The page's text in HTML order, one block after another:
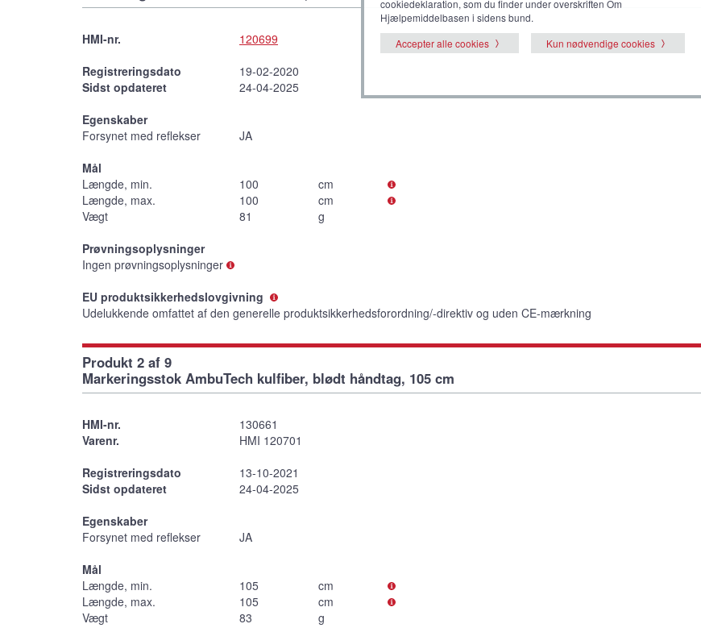
HMI-nr.
120699
Registreringsdato
19-02-2020
Sidst opdateret
24-04-2025
Egenskaber
Forsynet med reflekser
JA
Mål
Længde, min.
100
cm
Længde, max.
100
cm
Vægt
81
g
Prøvningsoplysninger
Ingen prøvningsoplysninger
EU produktsikkerhedslovgivning
Udelukkende omfattet af den generelle produktsikkerhedsforordning/-direktiv og uden CE-mærkning
Produkt 2 af 9
Markeringsstok AmbuTech kulfiber, blødt håndtag, 105 cm
HMI-nr.
130661
Varenr.
HMI 120701
Registreringsdato
13-10-2021
Sidst opdateret
24-04-2025
Egenskaber
Forsynet med reflekser
JA
Mål
Længde, min.
105
cm
Længde, max.
105
cm
Vægt
83
g
cookiedeklaration, som du finder under overskriften Om
Hjælpemiddelbasen i sidens bund.
Accepter alle cookies
Kun nødvendige cookies